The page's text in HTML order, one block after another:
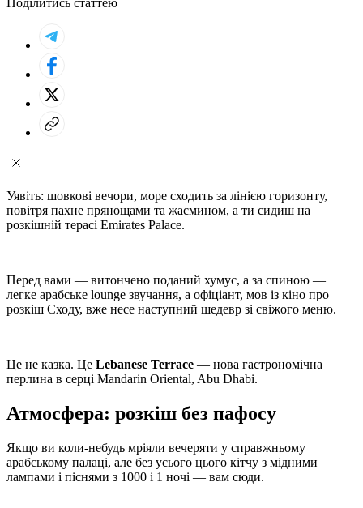
Уявіть: шовкові вечори, море сходить за лінією горизонту,
повітря пахне прянощами та жасмином, а ти сидиш на
розкішній терасі Emirates Palace.
Перед вами — витончено поданий хумус, а за спиною —
легке арабське lounge звучання, а офіціант, мов із кіно про
розкіш Сходу, вже несе наступний шедевр зі свіжого меню.
Це не казка. Це Lebanese Terrace — нова гастрономічна
перлина в серці Mandarin Oriental, Abu Dhabi.
Атмосфера: розкіш без пафосу
Якщо ви коли-небудь мріяли вечеряти у справжньому
арабському палаці, але без усього цього кітчу з мідними
лампами і піснями з 1000 і 1 ночі — вам сюди.